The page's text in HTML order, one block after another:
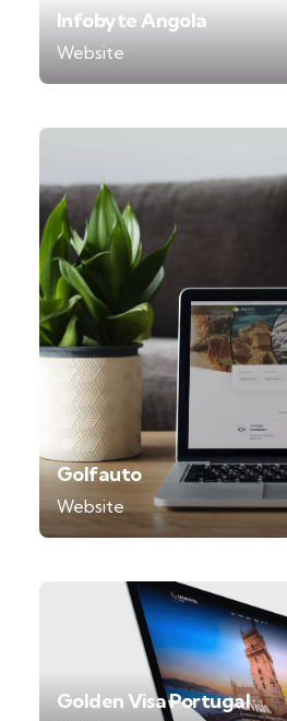
Infobyte Angola
Website
Golfauto
Website
Golden Visa Portugal